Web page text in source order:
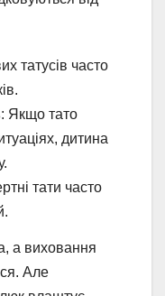
татусів часто
: Якщо тато
дитина
тати часто
а виховання
Але